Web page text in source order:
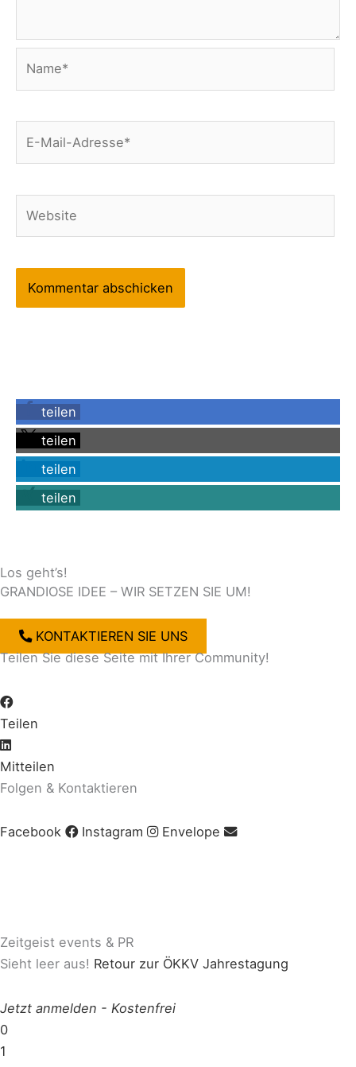
Mail-
teilen
teilen
teilen
teilen
Los geht’s!
GRANDIOSE IDEE – WIR SETZEN SIE UM!
KONTAKTIEREN SIE UNS
Teilen Sie diese Seite mit Ihrer Community!
Teilen
Mitteilen
Folgen & Kontaktieren
Facebook Instagram
Envelope
Zeitgeist events & PR
Sieht leer aus! Retour zur ÖKKV Jahrestagung
Jetzt anmelden - Kostenfrei
0
1